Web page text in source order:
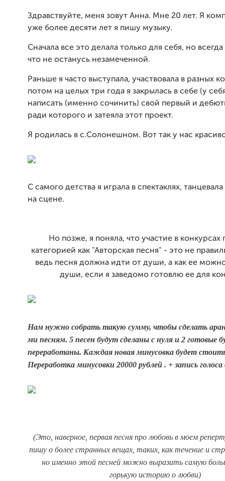
Здравствуйте, меня зовут Анна. Мне 20 лет. Я
уже более десяти лет я пишу музыку.
Сначала все это делала только для себя, но
что не останусь незамеченной.
Раньше я часто выступала, участвовала в разных
потом на целых три года я закрылась в себе (у
написать (именно сочинить) свой первый и
ради которого и затеяла этот проект.
Я родилась в с.Солонешном. Вот так у нас
С самого детства я играла в спектаклях,
на сцене.
Но позже, я поняла, что участие в конкурсах
категорией как "Авторская песня" - это не
ведь песня должна идти от души, а как ее
души, если я заведомо готовлю ее для
Нам нужно собрать такую сумму, чтобы сделать
ми песням. 5 песен будут сделаны с нуля и 2 готовые
переработаны. Каждая новая минусовка будет
Переработка минусовки 20000 рублей . + запись голоса
(Это, наверное, первая песня про любовь в моем
пишу о более странных вещах, таких, как течение и
но именно этой песней можно выразить самую
горькую историю о любви)